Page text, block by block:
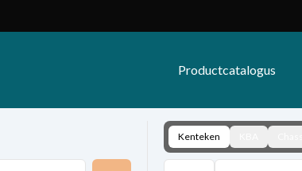
Productcatalogus
Kenteken